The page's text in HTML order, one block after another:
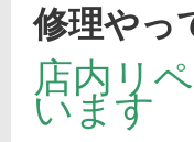
修理やっ
投
稿
日:
2024
年9
店内リ
います